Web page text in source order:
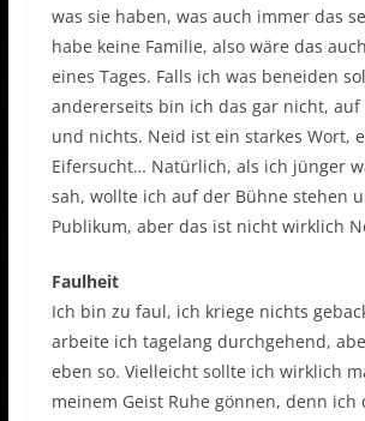
was sie haben, was auch immer das
habe keine Familie, also wäre das
eines Tages. Falls ich was beneiden
andererseits bin ich das gar nicht,
und nichts. Neid ist ein starkes Wort,
Eifersucht… Natürlich, als ich jünger
sah, wollte ich auf der Bühne stehen
Publikum, aber das ist nicht wirklich
Faulheit
Ich bin zu faul, ich kriege nichts
arbeite ich tagelang durchgehend,
eben so. Vielleicht sollte ich wirklich
meinem Geist Ruhe gönnen, denn ich